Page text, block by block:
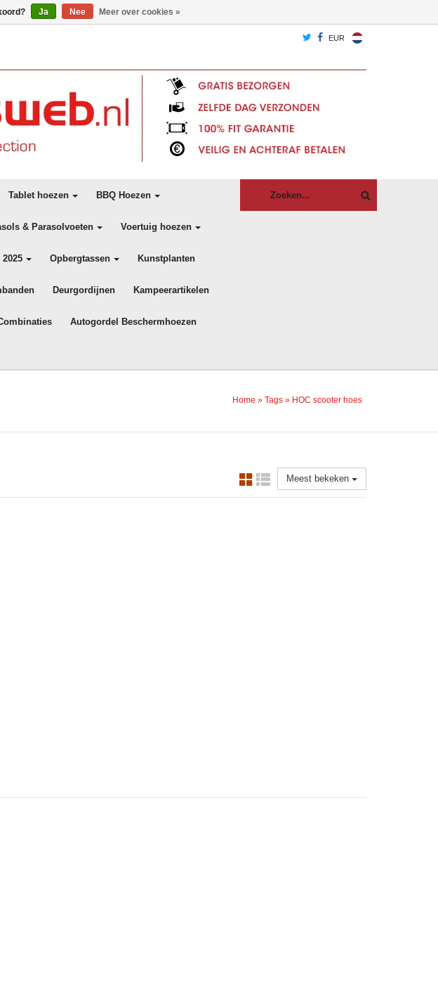
EUR
Tablet hoezen BBQ Hoezen
& Parasolvoeten Voertuig hoezen
Opbergtassen Kunstplanten
Deurgordijnen Kampeerartikelen
Autogordel Beschermhoezen
Home » Tags » HOC scooter hoes
Meest bekeken
Ja Nee Meer over cookies »